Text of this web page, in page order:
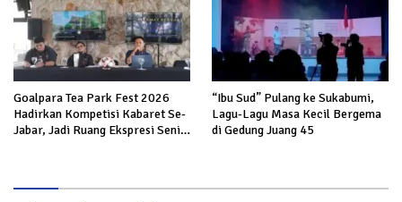
Goalpara Tea Park Fest 2026
Hadirkan Kompetisi Kabaret Se-
Jabar, Jadi Ruang Ekspresi Seni
“Ibu Sud” Pulang ke Sukabumi,
Lagu-Lagu Masa Kecil Bergema
di Gedung Juang 45